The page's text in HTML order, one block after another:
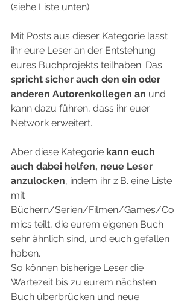
(siehe Liste unten).
Mit Posts aus dieser Kategorie lasst
ihr eure Leser an der Entstehung
eures Buchprojekts teilhaben. Das
spricht sicher auch den ein oder
anderen Autorenkollegen an und
kann dazu führen, dass ihr euer
Network erweitert.
Aber diese Kategorie kann euch
auch dabei helfen, neue Leser
anzulocken, indem ihr z.B. eine Liste
mit
Büchern/Serien/Filmen/Games/Co
mics teilt, die eurem eigenen Buch
sehr ähnlich sind, und euch gefallen
haben.
So können bisherige Leser die
Wartezeit bis zu eurem nächsten
Buch überbrücken und neue